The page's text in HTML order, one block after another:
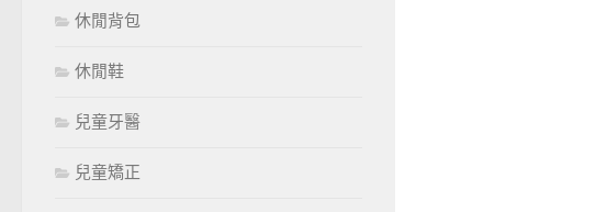
休閒背包
休閒鞋
兒童牙醫
兒童矯正